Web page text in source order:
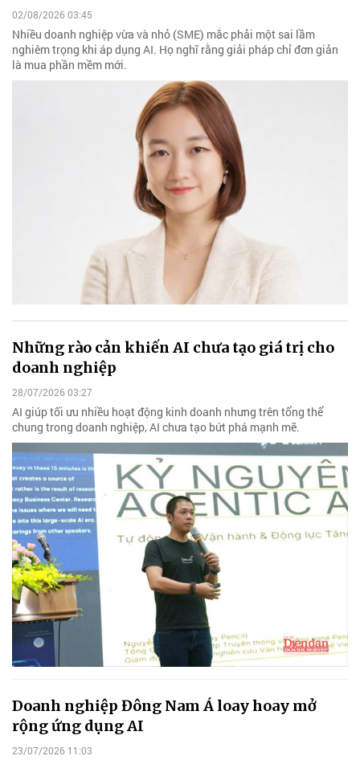
02/08/2026 03:45
Nhiều doanh nghiệp vừa và nhỏ (SME) mắc phải một sai lầm
nghiêm trọng khi áp dụng AI. Họ nghĩ rằng giải pháp chỉ đơn giản
là mua phần mềm mới.
Những rào cản khiến AI chưa tạo giá trị cho
doanh nghiệp
28/07/2026 03:27
AI giúp tối ưu nhiều hoạt động kinh doanh nhưng trên tổng thể
chung trong doanh nghiệp, AI chưa tạo bứt phá mạnh mẽ.
Doanh nghiệp Đông Nam Á loay hoay mở
rộng ứng dụng AI
23/07/2026 11:03